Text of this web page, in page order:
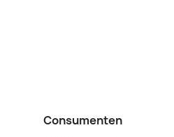
Consumenten